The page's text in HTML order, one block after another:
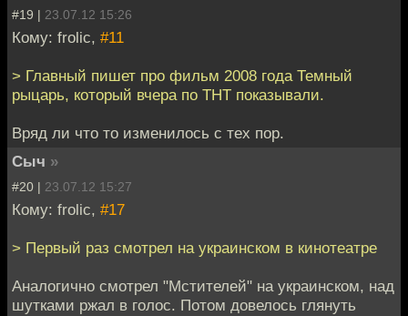
#19 | 23.07.12 15:26
Кому: frolic, #11
> Главный пишет про фильм 2008 года Темный
рыцарь, который вчера по ТНТ показывали.
Вряд ли что то изменилось с тех пор.
Сыч »
#20 | 23.07.12 15:27
Кому: frolic, #17
> Первый раз смотрел на украинском в кинотеатре
Аналогично смотрел "Мстителей" на украинском, над
шутками ржал в голос. Потом довелось глянуть